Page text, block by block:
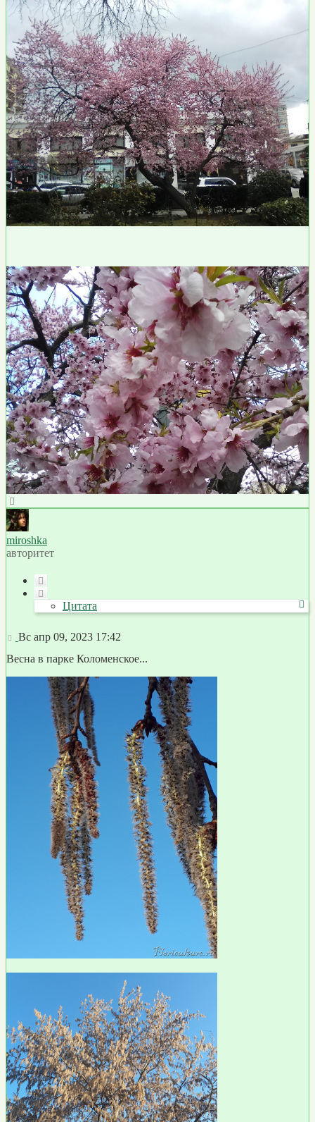
к
началу
miroshka
авторитет
Цитата
Сообщение
Вс апр 09, 2023 17:42
Весна в парке Коломенское...